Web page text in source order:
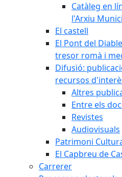
Catàleg en
l'Arxiu
El castell
El Pont del
tresor romà i
Difusió:
recursos
Altres
Entre els
Revistes
Audiovisuals
Patrimoni
El Capbreu de
Carrerer